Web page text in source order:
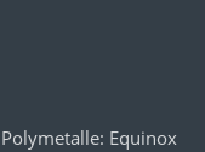
Equinox